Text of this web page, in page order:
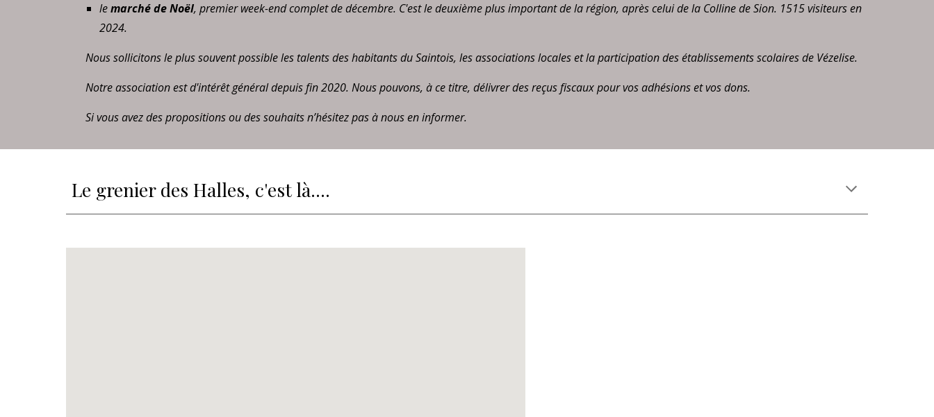
lemarché de Noël, premier week-end complet de décembre. C'est le deuxième plus important de la région, après celui de la Colline de Sion. 1515 visiteurs en
2024.
Nous sollicitons le plus souvent possible les talents des habitants du Saintois, les associations locales et la participation des établissements scolaires de Vézelise.
Notre association est d'intérêt général depuis fin 2020. Nous pouvons, à ce titre, délivrer des reçus fiscaux pour vos adhésions et vos dons.
Si vous avez des propositions ou des souhaits n’hésitez pas à nous en informer.
Le grenier des Halles, c'est là....